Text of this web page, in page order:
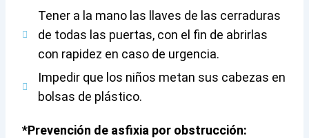
Tener a la mano las llaves de las cerraduras
de todas las puertas, con el fin de abrirlas
con rapidez en caso de urgencia.
Impedir que los niños metan sus cabezas en
bolsas de plástico.
*Prevención de asfixia por obstrucción: